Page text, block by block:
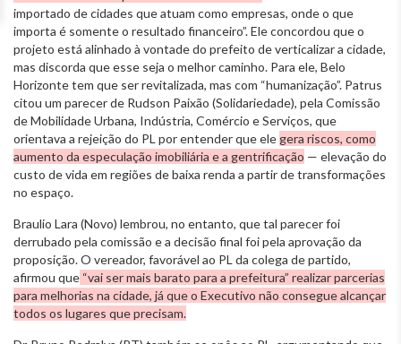
importado de cidades que atuam como empresas, onde o que
importa é somente o resultado financeiro”. Ele concordou que o
projeto está alinhado à vontade do prefeito de verticalizar a cidade,
mas discorda que esse seja o melhor caminho. Para ele, Belo
Horizonte tem que ser revitalizada, mas com “humanização”. Patrus
citou um parecer de Rudson Paixão (Solidariedade), pela Comissão
de Mobilidade Urbana, Indústria, Comércio e Serviços, que
orientava a rejeição do PL por entender que ele gera riscos, como
aumento da especulação imobiliária e a gentrificação — elevação do
custo de vida em regiões de baixa renda a partir de transformações
no espaço.
Braulio Lara (Novo) lembrou, no entanto, que tal parecer foi
derrubado pela comissão e a decisão final foi pela aprovação da
proposição. O vereador, favorável ao PL da colega de partido,
afirmou que “vai ser mais barato para a prefeitura” realizar parcerias
para melhorias na cidade, já que o Executivo não consegue alcançar
todos os lugares que precisam.